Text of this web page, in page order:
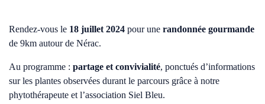
Rendez-vous le 18 juillet 2024 pour une randonnée gourmande
de 9km autour de Nérac.
Au programme : partage et convivialité, ponctués d’informations
sur les plantes observées durant le parcours grâce à notre
phytothérapeute et l’association Siel Bleu.